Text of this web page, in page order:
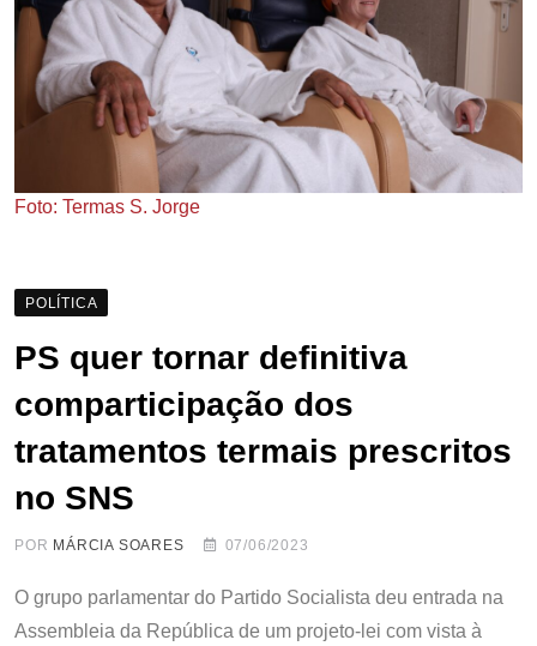
Foto: Termas S. Jorge
POLÍTICA
PS quer tornar definitiva
comparticipação dos
tratamentos termais prescritos
no SNS
POR MÁRCIA SOARES 07/06/2023
O grupo parlamentar do Partido Socialista deu entrada na
Assembleia da República de um projeto-lei com vista à